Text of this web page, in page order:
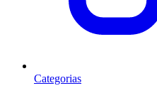
Categorias